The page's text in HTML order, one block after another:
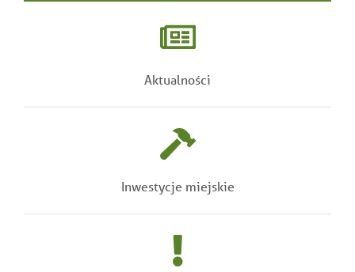
Aktualności
Inwestycje miejskie